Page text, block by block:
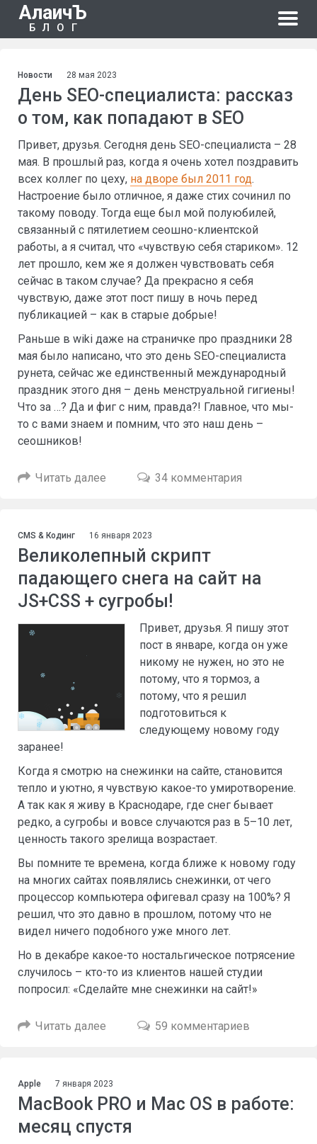
АлаичЪ
БЛОГ
Новости 28 мая 2023
День SEO-специалиста: рассказ
о том, как попадают в SEO
Привет, друзья. Сегодня день SEO-специалиста – 28
мая. В прошлый раз, когда я очень хотел поздравить
всех коллег по цеху, на дворе был 2011 год.
Настроение было отличное, я даже стих сочинил по
такому поводу. Тогда еще был мой полуюбилей,
связанный с пятилетием сеошно-клиентской
работы, а я считал, что «чувствую себя стариком». 12
лет прошло, кем же я должен чувствовать себя
сейчас в таком случае? Да прекрасно я себя
чувствую, даже этот пост пишу в ночь перед
публикацией – как в старые добрые!
Раньше в wiki даже на страничке про праздники 28
мая было написано, что это день SEO-специалиста
рунета, сейчас же единственный международный
праздник этого дня – день менструальной гигиены!
Что за …? Да и фиг с ним, правда?! Главное, что мы-
то с вами знаем и помним, что это наш день –
сеошников!
Читать далее 34 комментария
CMS & Кодинг 16 января 2023
Великолепный скрипт
падающего снега на сайт на
JS+CSS + сугробы!
Привет, друзья. Я пишу этот
пост в январе, когда он уже
никому не нужен, но это не
потому, что я тормоз, а
потому, что я решил
подготовиться к
следующему новому году
заранее!
Когда я смотрю на снежинки на сайте, становится
тепло и уютно, я чувствую какое-то умиротворение.
А так как я живу в Краснодаре, где снег бывает
редко, а сугробы и вовсе случаются раз в 5–10 лет,
ценность такого зрелища возрастает.
Вы помните те времена, когда ближе к новому году
на многих сайтах появлялись снежинки, от чего
процессор компьютера офигевал сразу на 100%? Я
решил, что это давно в прошлом, потому что не
видел ничего подобного уже много лет.
Но в декабре какое-то ностальгическое потрясение
случилось – кто-то из клиентов нашей студии
попросил: «Сделайте мне снежинки на сайт!»
Читать далее 59 комментариев
Apple 7 января 2023
MacBook PRO и Mac OS в работе:
месяц спустя